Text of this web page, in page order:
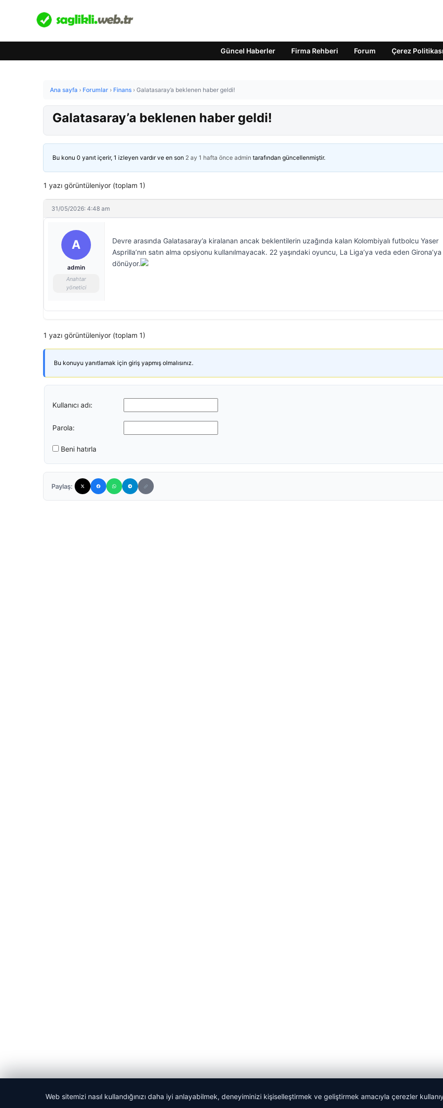
Güncel Haberler Firma Rehberi Forum Çerez Politikası
Ana sayfa › Forumlar › Finans › Galatasaray’a beklenen haber geldi!
Galatasaray’a beklenen haber geldi!
Bu konu 0 yanıt içerir, 1 izleyen vardır ve en son 2 ay 1 hafta önce admin tarafından güncellenmiştir.
1 yazı görüntüleniyor (toplam 1)
31/05/2026: 4:48 am
A
admin
Anahtar
yönetici
Devre arasında Galatasaray’a kiralanan ancak beklentilerin uzağında kalan Kolombiyalı futbolcu Yaser
Asprilla’nın satın alma opsiyonu kullanılmayacak. 22 yaşındaki oyuncu, La Liga’ya veda eden
dönüyor.
1 yazı görüntüleniyor (toplam 1)
Bu konuyu yanıtlamak için giriş yapmış olmalısınız.
Kullanıcı adı:
Parola:
Beni hatırla
Paylaş:
Web sitemizi nasıl kullandığınızı daha iyi anlayabilmek, deneyiminizi kişiselleştirmek ve geliştirmek amacıyla çerezler